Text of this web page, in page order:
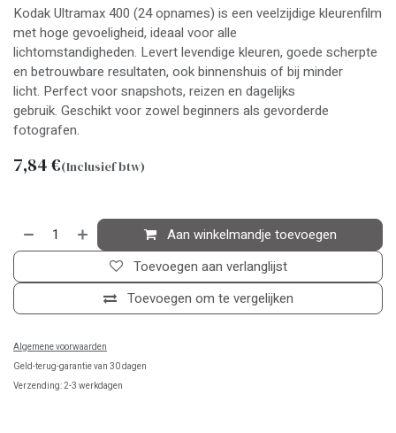
Kodak Ultramax 400 (24 opnames) is een veelzijdige kleurenfilm
met hoge gevoeligheid, ideaal voor alle
lichtomstandigheden. Levert levendige kleuren, goede scherpte
en betrouwbare resultaten, ook binnenshuis of bij minder
licht. Perfect voor snapshots, reizen en dagelijks
gebruik. Geschikt voor zowel beginners als gevorderde
fotografen.
7,84€(Inclusief btw)
Aan winkelmandje toevoegen
Toevoegen om te vergelijken
Toevoegen aan verlanglijst
Algemene voorwaarden
Geld-terug-garantie van 30 dagen
Verzending: 2-3 werkdagen